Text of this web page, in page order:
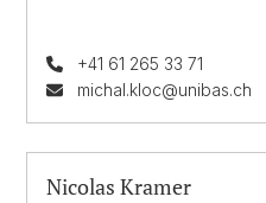
+41 61 265 33 71
michal.kloc@unibas.ch
Nicolas Kramer